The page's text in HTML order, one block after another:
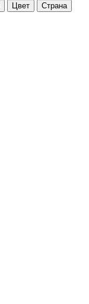
Цвет Страна